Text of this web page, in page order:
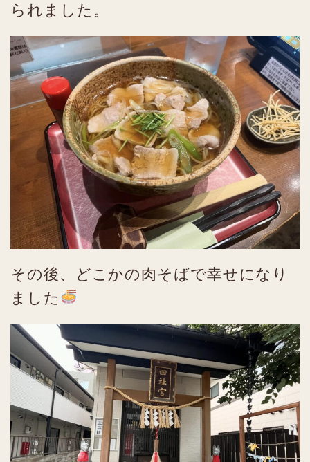
られました。
その後、どこかの肉そばで幸せになり
ました